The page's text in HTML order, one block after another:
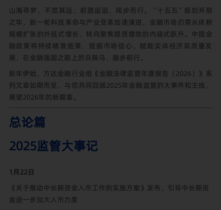
山海寻梦，不觉其远；前路迢迢，阔步而行。“十五五”规划开局
之年，新一轮科技革命与产业变革加速演进，金融市场仍需从依赖
规模扩张的外延式增长，转向聚焦提质增效的内涵式跃升。中国金
融政策将持续精准施策、提振市场信心、赋能实体经济高质量发
展，在金融强国之路上厉兵秣马、踏步前行。
新年伊始，方达金融行业组《金融法律监管年度报告（2026）》系
列文章如期而至，与您共同回顾2025年金融监管的大事件和主线，
展望2026年的新篇章。
总论篇
2025监管大事记
1月22日
《关于推动中长期资金入市工作的实施方案》发布，引导中长期资
金进一步加大入市力度